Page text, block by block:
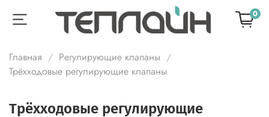
0
Главная
Регулирующие клапаны
Трёхходовые регулирующие клапаны
Трёхходовые регулирующие